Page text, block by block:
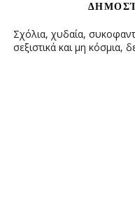
Σχόλια, χυδαία,
σεξιστικά και μη κόσμια,